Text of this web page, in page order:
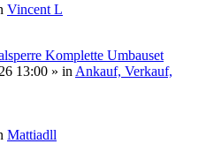
Vincent L
Komplette Umbauset
13:00 » in Ankauf, Verkauf,
Mattiadll